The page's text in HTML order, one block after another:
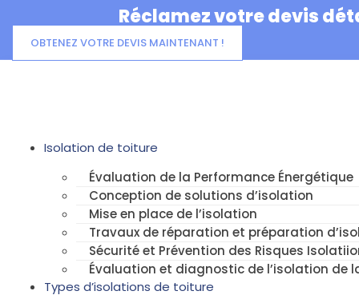
au
contenu
Réclamez votre devis
OBTENEZ VOTRE DEVIS MAINTENANT !
Isolation de toiture
Évaluation de la Performance Énergétique
Conception de solutions d’isolation
Mise en place de l’isolation
Travaux de réparation et préparation
Sécurité et Prévention des Risques
Évaluation et diagnostic de l’isolation de
Types d’isolations de toiture